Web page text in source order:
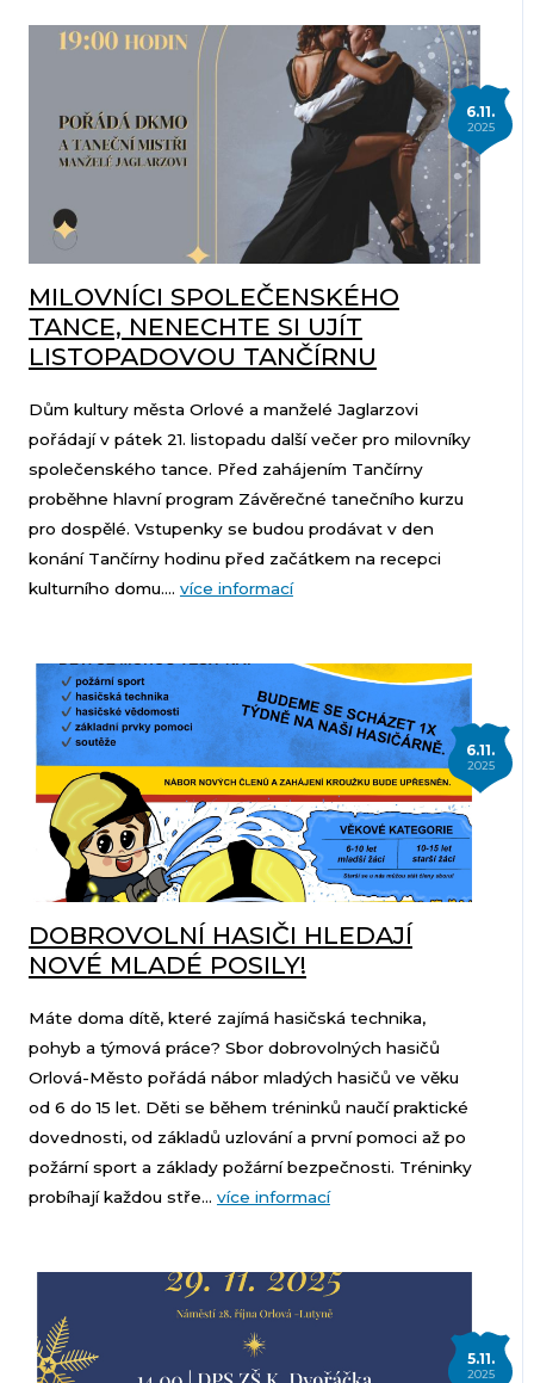
6.11.
2025
MILOVNÍCI SPOLEČENSKÉHO
TANCE, NENECHTE SI UJÍT
LISTOPADOVOU TANČÍRNU
Dům kultury města Orlové a manželé Jaglarzovi
pořádají v pátek 21. listopadu další večer pro milovníky
společenského tance. Před zahájením Tančírny
proběhne hlavní program Závěrečné tanečního kurzu
pro dospělé. Vstupenky se budou prodávat v den
konání Tančírny hodinu před začátkem na recepci
kulturního domu.... více informací
6.11.
2025
DOBROVOLNÍ HASIČI HLEDAJÍ
NOVÉ MLADÉ POSILY!
Máte doma dítě, které zajímá hasičská technika,
pohyb a týmová práce? Sbor dobrovolných hasičů
Orlová-Město pořádá nábor mladých hasičů ve věku
od 6 do 15 let. Děti se během tréninků naučí praktické
dovednosti, od základů uzlování a první pomoci až po
požární sport a základy požární bezpečnosti. Tréninky
probíhají každou stře... více informací
5.11.
2025